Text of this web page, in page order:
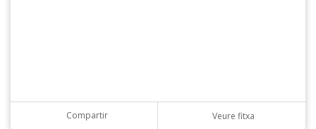
Compartir Veure fitxa